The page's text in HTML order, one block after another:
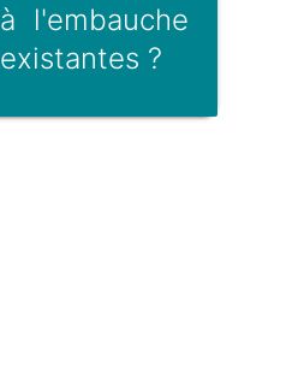
à l'embauche
existantes ?